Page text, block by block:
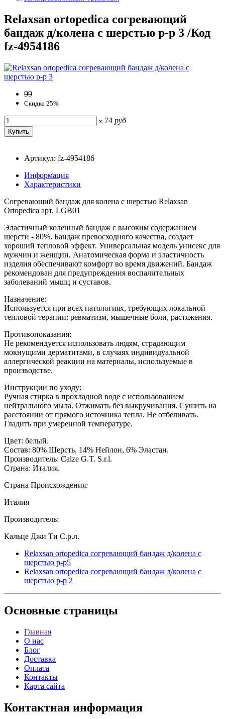
Relaxsan ortopedica согревающий
бандаж д/колена с шерстью р-р 3 /Код
fz-4954186
99
Скидка 25%
x 74 руб
Артикул: fz-4954186
Информация
Характеристики
Согревающий бандаж для колена с шерстью Relaxsan
Ortopedica арт. LGB01
Эластичный коленный бандаж с высоким содержанием
шерсти - 80%. Бандаж превосходного качества, создает
хороший тепловой эффект. Универсальная модель унисекс для
мужчин и женщин. Анатомическая форма и эластичность
изделия обеспечивают комфорт во время движений. Бандаж
рекомендован для предупреждения воспалительных
заболеваний мышц и суставов.
Назначение:
Используется при всех патологиях, требующих локальной
тепловой терапии: ревматизм, мышечные боли, растяжения.
Противопоказания:
Не рекомендуется использовать людям, страдающим
мокнущими дерматитами, в случаях индивидуальной
аллергической реакции на материалы, используемые в
производстве.
Инструкции по уходу:
Ручная стирка в прохладной воде с использованием
нейтрального мыла. Отжимать без выкручивания. Сушить на
расстоянии от прямого источника тепла. Не отбеливать.
Гладить при умеренной температуре.
Цвет: белый.
Состав: 80% Шерсть, 14% Нейлон, 6% Эластан.
Производитель: Calze G.T. S.r.l.
Страна: Италия.
Страна Происхождения:
Италия
Производитель:
Кальце Джи Ти С.р.л.
Relaxsan ortopedica согревающий бандаж д/колена с
шерстью р-р5
Relaxsan ortopedica согревающий бандаж д/колена с
шерстью р-р 2
Основные страницы
Главная
О нас
Блог
Доставка
Оплата
Контакты
Карта сайта
Контактная информация